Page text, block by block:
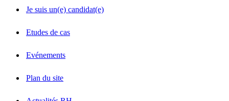
Je suis un(e) candidat(e)
Etudes de cas
Evénements
Plan du site